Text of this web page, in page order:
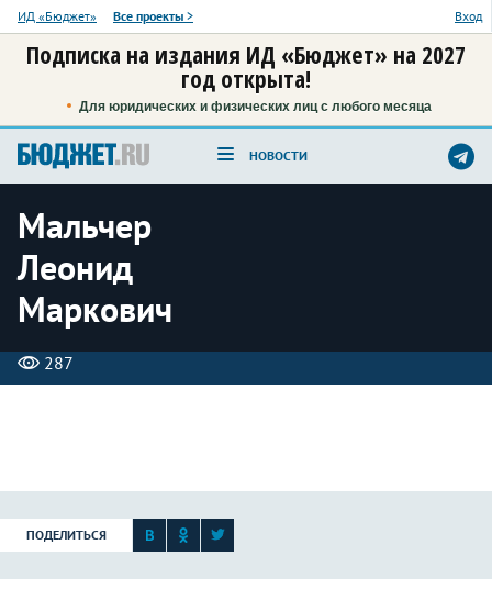
ИД «Бюджет» Все проекты > Вход
Подписка на издания ИД «Бюджет» на 2027
год открыта!
Для юридических и физических лиц с любого месяца
НОВОСТИ
Мальчер
Леонид
Маркович
287
ПОДЕЛИТЬСЯ